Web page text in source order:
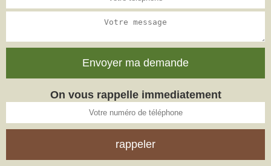
On vous rappelle immediatement